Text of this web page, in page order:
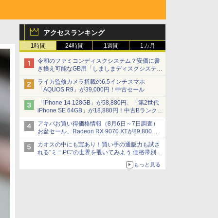
アクセスランキング
1時間 24時間 1週間 1カ月
令和のファミコンディスクシステム？安価に書
き換え可能なGB用「しましまディスクシステ
ム」
ライカ監修カメラ搭載の6.5インチスマホ
「AQUOS R9」が39,000円！中古セール
「iPhone 14 128GB」が58,880円、「第2世代
iPhone SE 64GB」が18,880円！中古Bランク品
セール
アキバお買い得価格情報（8月6日～7日調査）
お盆セール、Radeon RX 9070 XTが89,800
円、水平周波数24.8kHz対応の17型モニターが
9,801円、暑さ指数連動セール ほか
カオスの中にも宝あり！買い手の通販力も試さ
れる“ミニPC”の世界を覗いてみよう 価格帯別に
仕様や特徴を整理、11製品をピックアップ text
もっと見る